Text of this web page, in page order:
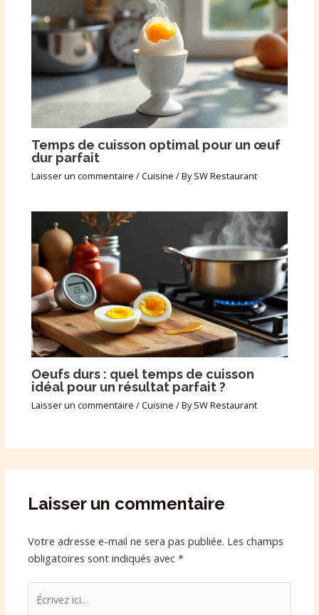
Temps de cuisson optimal pour un œuf
dur parfait
Laisser un commentaire /Cuisine / BySW Restaurant
Oeufs durs : quel temps de cuisson
idéal pour un résultat parfait ?
Laisser un commentaire /Cuisine / BySW Restaurant
Laisser un commentaire
Votre adresse e-mail ne sera pas publiée. Les champs
obligatoires sont indiqués avec*
ici…